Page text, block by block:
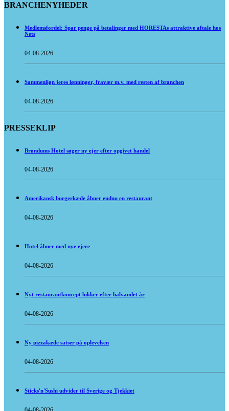
BRANCHENYHEDER
Medlemsfordel: Spar penge på betalinger med HORESTAs attraktive aftale hos
Nets
04-08-2026
Sammenlign jeres lønninger, fravær m.v. med resten af branchen
04-08-2026
PRESSEKLIP
Brøndums Hotel søger ny ejer efter opgivet handel
04-08-2026
Amerikansk burgerkæde åbner endnu en restaurant
04-08-2026
Hotel åbner med nye ejere
04-08-2026
Nyt restaurantkoncept lukker efter halvandet år
04-08-2026
Ny pizzakæde satser på oplevelsen
04-08-2026
Sticks'n'Sushi udvider til Sverige og Tjekkiet